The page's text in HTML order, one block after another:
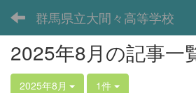
群馬県立大間々高等学校
2025年8月の記事一
2025年8月 1件